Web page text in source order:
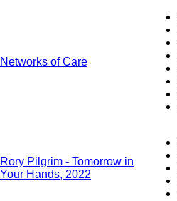
Networks of Care
Rory Pilgrim - Tomorrow in
Your Hands, 2022